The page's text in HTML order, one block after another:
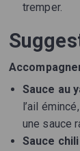
tremper.
Sauce au
l’ail
une sauce
Sauce